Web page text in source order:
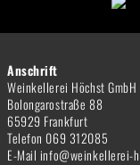
Anschrift
Weinkellerei Höchst GmbH
Bolongarostraße 88
65929 Frankfurt
Telefon 069 312085
E-Mail info@weinkellerei-